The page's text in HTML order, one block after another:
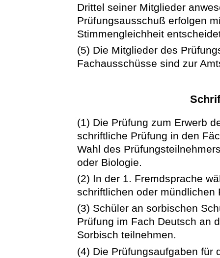
Drittel seiner Mitglieder
Prüfungsausschuß erfolgen
Stimmengleichheit
(5) Die Mitglieder des
Fachausschüsse sind zur
(1) Die Prüfung zum Erwerb
schriftliche Prüfung in den
Wahl des
oder Biologie.
(2) In der 1. Fremdsprache
schriftlichen oder mündlichen
(3) Schüler an sorbischen
Prüfung im Fach Deutsch an
Sorbisch teilnehmen.
(4) Die Prüfungsaufgaben für